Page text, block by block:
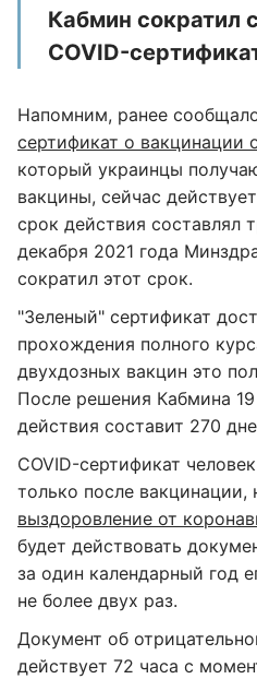
Кабмин сократил
COVID-
Напомним, ранее
сертификат о вакцинации
который украинцы
вакцины, сейчас
срок действия составлял
декабря 2021 года
сократил этот срок.
"Зеленый" сертификат
прохождения полного
двухдозных вакцин это
После решения Кабмина
действия составит 270
COVID-сертификат
только после
выздоровление от
будет действовать
за один календарный год
не более двух раз.
Документ об
действует 72 часа с